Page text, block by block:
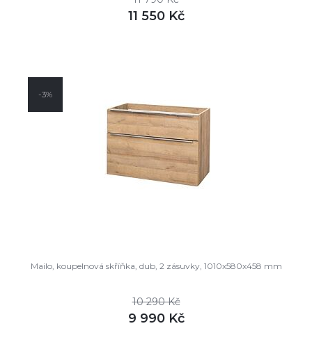
11 550 Kč
-3%
Mailo, koupelnová skříňka, dub, 2 zásuvky, 1010x580x458 mm
10 290 Kč
9 990 Kč